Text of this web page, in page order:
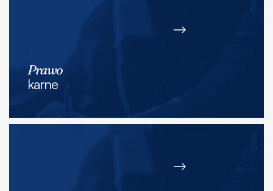
Prawo
karne